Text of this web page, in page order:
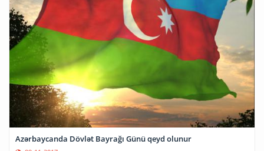
Azərbaycanda Dövlət Bayrağı Günü qeyd olunur